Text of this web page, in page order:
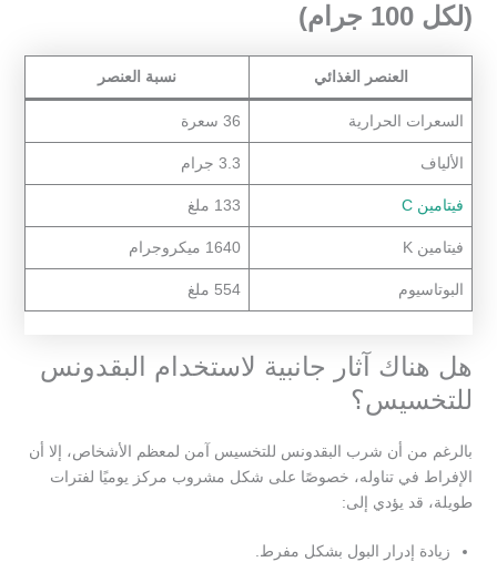
(لكل 100 جرام)
العنصر الغذائي نسبة العنصر
السعرات الحرارية 36 سعرة
الألياف 3.3 جرام
فيتامين C 133 ملغ
فيتامين K 1640 ميكروجرام
البوتاسيوم 554 ملغ
هل هناك آثار جانبية لاستخدام البقدونس
للتخسيس؟
بالرغم من أن شرب البقدونس للتخسيس آمن لمعظم الأشخاص، إلا أن
الإفراط في تناوله، خصوصًا على شكل مشروب مركز يوميًا لفترات
طويلة، قد يؤدي إلى:
زيادة إدرار البول بشكل مفرط.